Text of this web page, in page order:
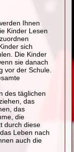
Ihnen
Kinder Lesen
sich
Die Kinder
sie danach
vor der Schule.
des täglichen
das
das
die
durch diese
Leben nach
auch die